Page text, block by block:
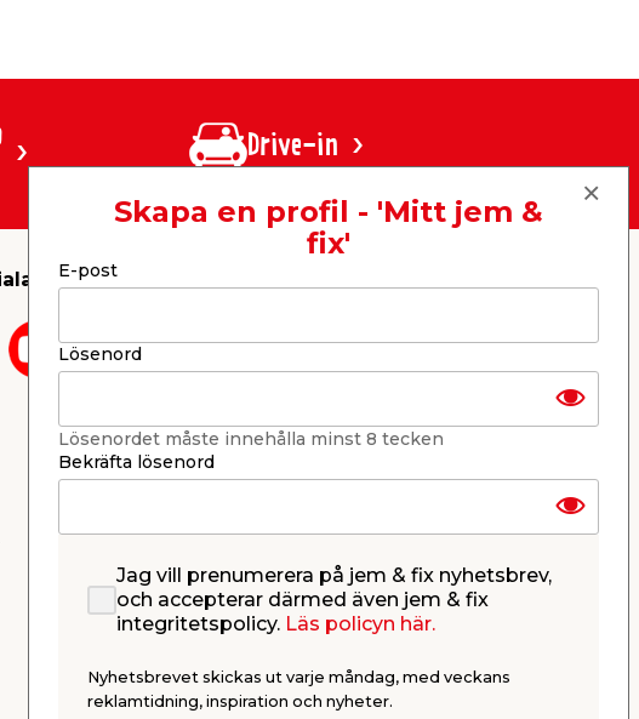
Drive-in
medier
Läs mer om Trygg e-handel här.
Skapa en profil - 'Mitt jem &
fix'
E-post
Lösenord
Lösenordet måste innehålla minst 8 tecken
Bekräfta lösenord
Jag vill prenumerera på jem & fix nyhetsbrev,
och accepterar därmed även jem & fix
integritetspolicy. Läs policyn här.
Nyhetsbrevet skickas ut varje måndag, med veckans
reklamtidning, inspiration och nyheter.